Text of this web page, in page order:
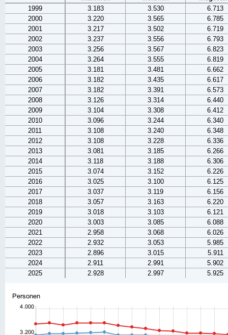
1999
3.183 3.530
6.713
2000
3.220 3.565
6.785
2001
3.217 3.502
6.719
2002
3.237 3.556
6.793
2003
3.256 3.567
6.823
2004
3.264 3.555
6.819
2005
3.181 3.481
6.662
2006
3.182 3.435
6.617
2007
3.182 3.391
6.573
2008
3.126 3.314
6.440
2009
3.104 3.308
6.412
2010
3.096 3.244
6.340
2011
3.108 3.240
6.348
2012
3.108 3.228
6.336
2013
3.081 3.185
6.266
2014
3.118 3.188
6.306
2015
3.074 3.152
6.226
2016
3.025 3.100
6.125
2017
3.037 3.119
6.156
2018
3.057 3.163
6.220
2019
3.018 3.103
6.121
2020
3.003 3.085
6.088
2021
2.958 3.068
6.026
2022
2.932 3.053
5.985
2023
2.896 3.015
5.911
2024
2.911 2.991
5.902
2025
2.928 2.997 5.925